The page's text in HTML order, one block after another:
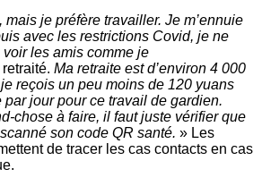
mais je préfère travailler. Je m’ennuie
avec les restrictions Covid, je ne
les amis comme je
Ma retraite est d’environ 4 000
reçois un peu moins de 120 yuans
par jour pour ce travail de gardien.
chose à faire, il faut juste vérifier que
son code QR santé. » Les
de tracer les cas contacts en cas